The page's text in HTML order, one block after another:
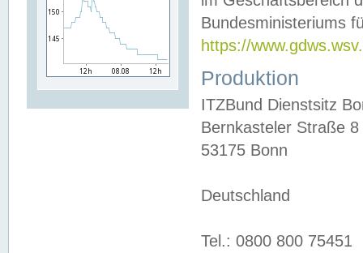
Bundesministeriums
https://
Produktion
ITZBund Dienstsitz
Bernkasteler Straße 8
53175 Bonn
Deutschland
Tel.: 0800 800 75451